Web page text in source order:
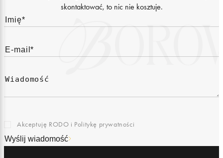
skontaktować, to nic nie kosztuje.
Akceptuję RODO i Politykę prywatności
Wyślij wiadomość